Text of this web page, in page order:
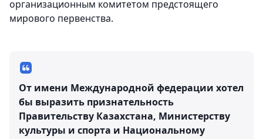
организационным комитетом предстоящего
мирового первенства.
От имени Международной федерации хотел
бы выразить признательность
Правительству Казахстана, Министерству
культуры и спорта и Национальному